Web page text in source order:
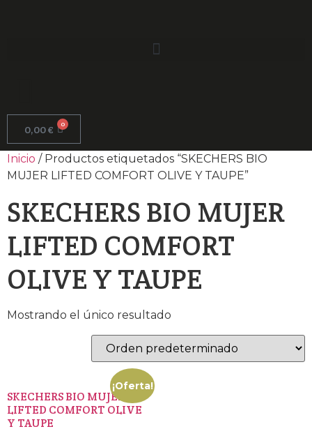
0,00€ 0
Inicio / Productos etiquetados “SKECHERS BIO
MUJER LIFTED COMFORT OLIVE Y TAUPE”
SKECHERS BIO MUJER
LIFTED COMFORT
OLIVE Y TAUPE
Mostrando el único resultado
¡Oferta!
SKECHERS BIO MUJER
LIFTED COMFORT OLIVE
Y TAUPE